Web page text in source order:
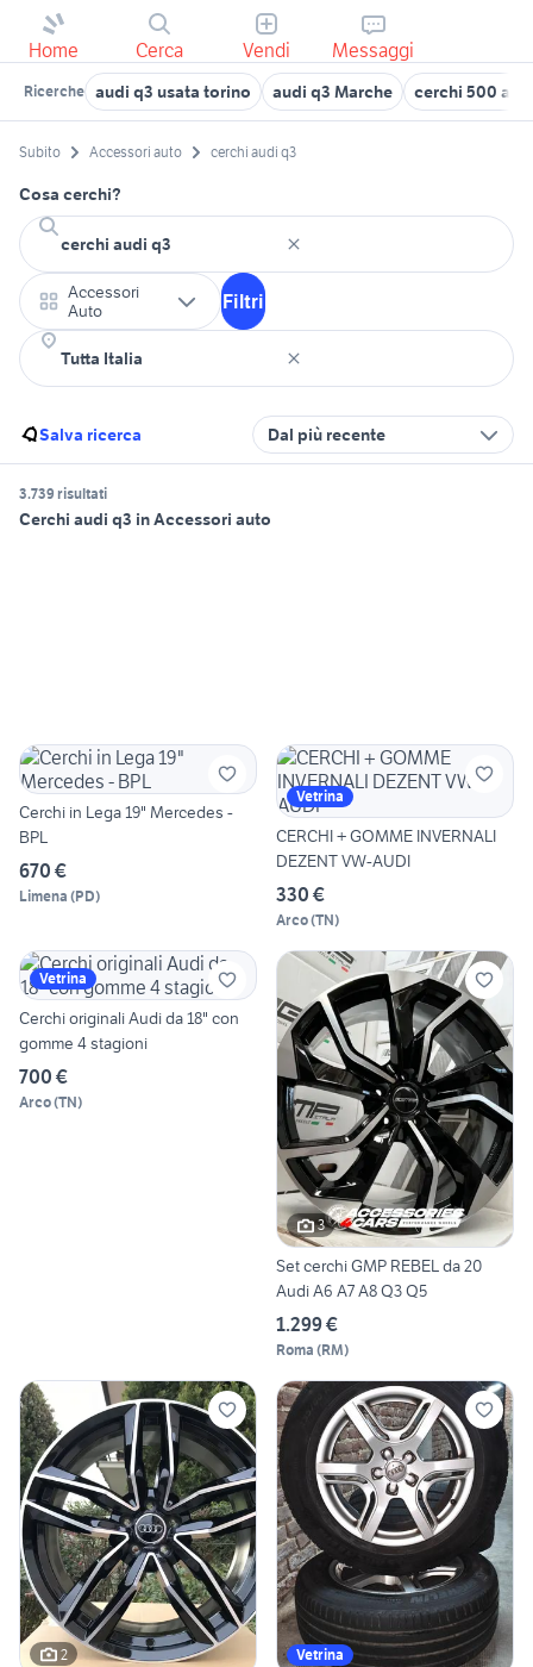
Home Cerca Vendi Messaggi
Ricerche audi q3 usata torino audi q3 Marche cerchi 500
Subito Accessori auto cerchi audi q3
Cosa cerchi?
Accessori
Auto
Filtri
Salva ricerca Dal più recente
3.739 risultati
Cerchi audi q3 in Accessori auto
Cerchi in Lega 19" Mercedes -
BPL
670 €
Limena (PD)
Vetrina
CERCHI + GOMME INVERNALI
DEZENT VW-AUDI
330 €
Arco(TN)
Vetrina
Cerchi originali Audi da 18" con
gomme 4 stagioni
700 €
Arco(TN)
3
Set cerchi GMP REBEL da 20
Audi A6 A7 A8 Q3 Q5
1.299 €
Roma (RM)
2 Vetrina